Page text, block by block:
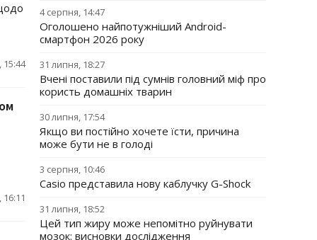
15:44
4 серпня, 14:47
Оголошено найпотужніший Android-
смартфон 2026 року
31 липня, 18:27
Вчені поставили під сумнів головний міф про
користь домашніх тварин
30 липня, 17:54
Якщо ви постійно хочете їсти, причина
може бути не в голоді
3 серпня, 10:46
Casio представила нову каблучку G-Shock
31 липня, 18:52
Цей тип жиру може непомітно руйнувати
мозок: висновки дослідження